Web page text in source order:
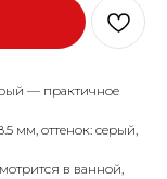
— практичное
мм, оттенок: серый,
в ванной,